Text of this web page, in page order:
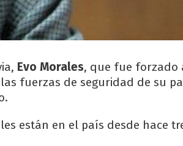
Evo Morales, que fue forzado
fuerzas de seguridad de su
están en el país desde hace